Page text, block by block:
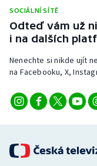
Triatlon
Vodní slalom
Volejbal
SOCIÁLNÍ SÍTĚ
Odteď vám už
i na dalších
Nenechte si nikde ujít
na Facebooku, X,